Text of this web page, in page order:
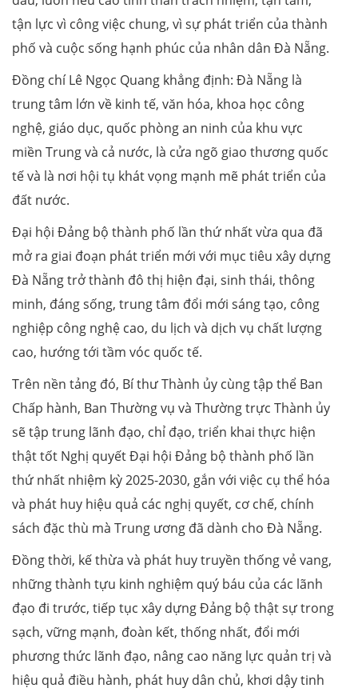
tận lực vì công việc chung, vì sự phát triển của thành
phố và cuộc sống hạnh phúc của nhân dân Đà Nẵng.
Đồng chí Lê Ngọc Quang khẳng định: Đà Nẵng là
trung tâm lớn về kinh tế, văn hóa, khoa học công
nghệ, giáo dục, quốc phòng an ninh của khu vực
miền Trung và cả nước, là cửa ngõ giao thương quốc
tế và là nơi hội tụ khát vọng mạnh mẽ phát triển của
đất nước.
Đại hội Đảng bộ thành phố lần thứ nhất vừa qua đã
mở ra giai đoạn phát triển mới với mục tiêu xây dựng
Đà Nẵng trở thành đô thị hiện đại, sinh thái, thông
minh, đáng sống, trung tâm đổi mới sáng tạo, công
nghiệp công nghệ cao, du lịch và dịch vụ chất lượng
cao, hướng tới tầm vóc quốc tế.
Trên nền tảng đó, Bí thư Thành ủy cùng tập thể Ban
Chấp hành, Ban Thường vụ và Thường trực Thành ủy
sẽ tập trung lãnh đạo, chỉ đạo, triển khai thực hiện
thật tốt Nghị quyết Đại hội Đảng bộ thành phố lần
thứ nhất nhiệm kỳ 2025-2030, gắn với việc cụ thể hóa
và phát huy hiệu quả các nghị quyết, cơ chế, chính
sách đặc thù mà Trung ương đã dành cho Đà Nẵng.
Đồng thời, kế thừa và phát huy truyền thống vẻ vang,
những thành tựu kinh nghiệm quý báu của các lãnh
đạo đi trước, tiếp tục xây dựng Đảng bộ thật sự trong
sạch, vững mạnh, đoàn kết, thống nhất, đổi mới
phương thức lãnh đạo, nâng cao năng lực quản trị và
hiệu quả điều hành, phát huy dân chủ, khơi dậy tinh